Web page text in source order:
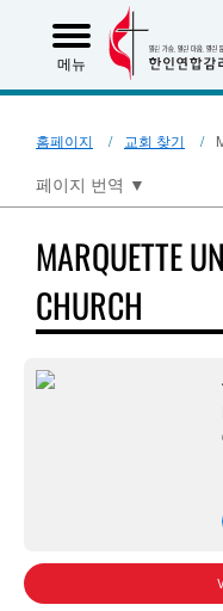
메뉴
홈페이지 교회 찾기
페이지 번역 ▼
MARQUETTE
CHURCH